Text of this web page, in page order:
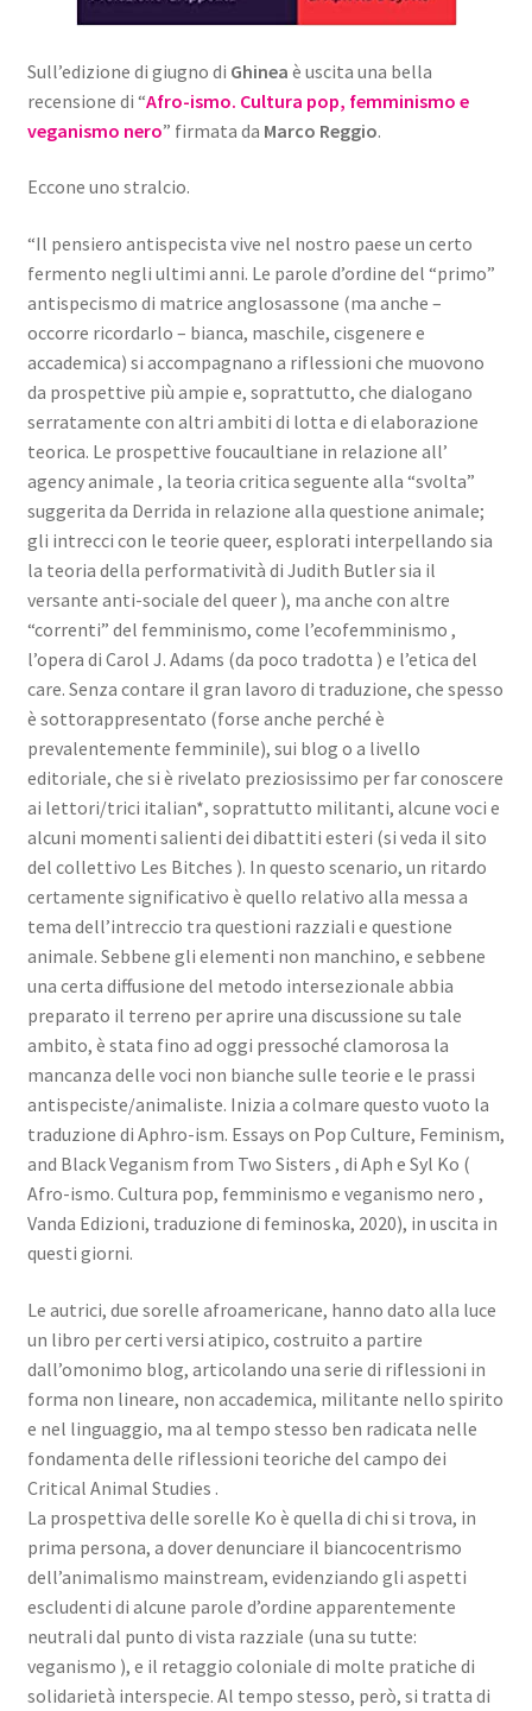
Sull’edizione di giugno di Ghinea è uscita una bella
recensione di “Afro-ismo. Cultura pop, femminismo e
veganismo nero” firmata da Marco Reggio.
Eccone uno stralcio.
“Il pensiero antispecista vive nel nostro paese un certo
fermento negli ultimi anni. Le parole d’ordine del “primo”
antispecismo di matrice anglosassone (ma anche –
occorre ricordarlo – bianca, maschile, cisgenere e
accademica) si accompagnano a riflessioni che muovono
da prospettive più ampie e, soprattutto, che dialogano
serratamente con altri ambiti di lotta e di elaborazione
teorica. Le prospettive foucaultiane in relazione all’
agency animale , la teoria critica seguente alla “svolta”
suggerita da Derrida in relazione alla questione animale;
gli intrecci con le teorie queer, esplorati interpellando sia
la teoria della performatività di Judith Butler sia il
versante anti-sociale del queer ), ma anche con altre
“correnti” del femminismo, come l’ecofemminismo ,
l’opera di Carol J. Adams (da poco tradotta ) e l’etica del
care. Senza contare il gran lavoro di traduzione, che spesso
è sottorappresentato (forse anche perché è
prevalentemente femminile), sui blog o a livello
editoriale, che si è rivelato preziosissimo per far conoscere
ai lettori/trici italian*, soprattutto militanti, alcune voci e
alcuni momenti salienti dei dibattiti esteri (si veda il sito
del collettivo Les Bitches ). In questo scenario, un ritardo
certamente significativo è quello relativo alla messa a
tema dell’intreccio tra questioni razziali e questione
animale. Sebbene gli elementi non manchino, e sebbene
una certa diffusione del metodo intersezionale abbia
preparato il terreno per aprire una discussione su tale
ambito, è stata fino ad oggi pressoché clamorosa la
mancanza delle voci non bianche sulle teorie e le prassi
antispeciste/animaliste. Inizia a colmare questo vuoto la
traduzione di Aphro-ism. Essays on Pop Culture, Feminism,
and Black Veganism from Two Sisters , di Aph e Syl Ko (
Afro-ismo. Cultura pop, femminismo e veganismo nero ,
Vanda Edizioni, traduzione di feminoska, 2020), in uscita in
questi giorni.
Le autrici, due sorelle afroamericane, hanno dato alla luce
un libro per certi versi atipico, costruito a partire
dall’omonimo blog, articolando una serie di riflessioni in
forma non lineare, non accademica, militante nello spirito
e nel linguaggio, ma al tempo stesso ben radicata nelle
fondamenta delle riflessioni teoriche del campo dei
Critical Animal Studies .
La prospettiva delle sorelle Ko è quella di chi si trova, in
prima persona, a dover denunciare il biancocentrismo
dell’animalismo mainstream, evidenziando gli aspetti
escludenti di alcune parole d’ordine apparentemente
neutrali dal punto di vista razziale (una su tutte:
veganismo ), e il retaggio coloniale di molte pratiche di
solidarietà interspecie. Al tempo stesso, però, si tratta di